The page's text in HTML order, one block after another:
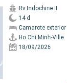
Rv Indochine II
14 d
Camarote exterior
Ho Chi Minh-Ville
18/09/2026